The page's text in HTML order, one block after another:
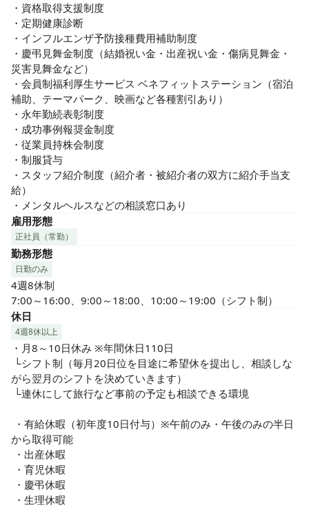
・資格取得支援制度
・定期健康診断
・インフルエンザ予防接種費用補助制度
・慶弔見舞金制度（結婚祝い金・出産祝い金・傷病見舞金・
災害見舞金など）
・会員制福利厚生サービス ベネフィットステーション（宿泊
補助、テーマパーク、映画など各種割引あり）
・永年勤続表彰制度
・成功事例報奨金制度
・従業員持株会制度
・制服貸与
・スタッフ紹介制度（紹介者・被紹介者の双方に紹介手当支
給）
・メンタルヘルスなどの相談窓口あり
雇用形態
正社員（常勤）
勤務形態
日勤のみ
4週8休制
7:00～16:00、9:00～18:00、10:00～19:00（シフト制）
休日
4週8休以上
・月8～10日休み ※年間休日110日
がら翌月のシフトを決めていきます）
から取得可能